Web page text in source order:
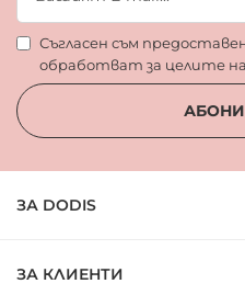
Съгласен съм
обработват за целите
ЗА DODIS
ЗА КЛИЕНТИ